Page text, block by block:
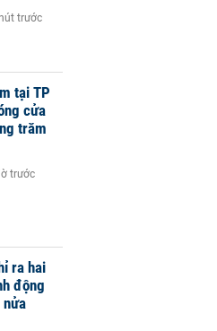
trước
tại TP
cửa
trăm
trước
ra hai
động